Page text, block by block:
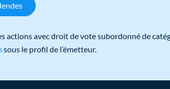
avec droit de vote subordonné de
sous le profil de l’émetteur.